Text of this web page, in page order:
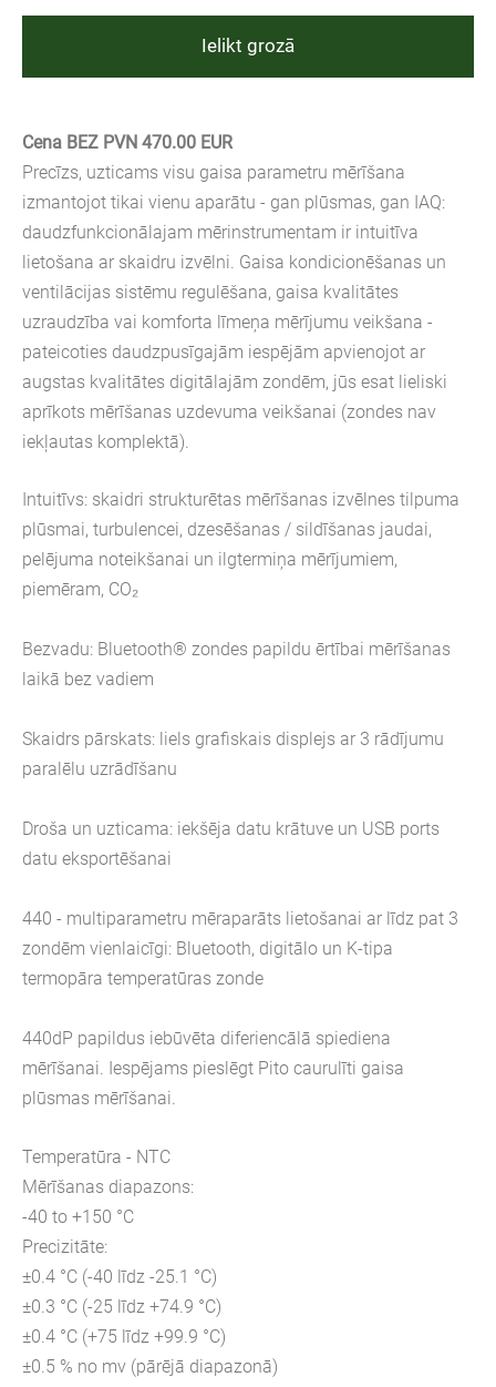
Ielikt grozā
Cena BEZ PVN 470.00 EUR
Precīzs, uzticams visu gaisa parametru mērīšana
izmantojot tikai vienu aparātu - gan plūsmas, gan IAQ:
daudzfunkcionālajam mērinstrumentam ir intuitīva
lietošana ar skaidru izvēlni. Gaisa kondicionēšanas un
ventilācijas sistēmu regulēšana, gaisa kvalitātes
uzraudzība vai komforta līmeņa mērījumu veikšana -
pateicoties daudzpusīgajām iespējām apvienojot ar
augstas kvalitātes digitālajām zondēm, jūs esat lieliski
aprīkots mērīšanas uzdevuma veikšanai (zondes nav
iekļautas komplektā).
Intuitīvs: skaidri strukturētas mērīšanas izvēlnes tilpuma
plūsmai, turbulencei, dzesēšanas / sildīšanas jaudai,
pelējuma noteikšanai un ilgtermiņa mērījumiem,
piemēram, CO₂
Bezvadu: Bluetooth® zondes papildu ērtībai mērīšanas
laikā bez vadiem
Skaidrs pārskats: liels grafiskais displejs ar 3 rādījumu
paralēlu uzrādīšanu
Droša un uzticama: iekšēja datu krātuve un USB ports
datu eksportēšanai
440 - multiparametru mēraparāts lietošanai ar līdz pat 3
zondēm vienlaicīgi: Bluetooth, digitālo un K-tipa
termopāra temperatūras zonde
440dP papildus iebūvēta diferiencālā spiediena
mērīšanai. Iespējams pieslēgt Pito caurulīti gaisa
plūsmas mērīšanai.
Temperatūra - NTC
Mērīšanas diapazons:
-40 to +150 °C
Precizitāte:
±0.4 °C (-40 līdz -25.1 °C)
±0.3 °C (-25 līdz +74.9 °C)
±0.4 °C (+75 līdz +99.9 °C)
±0.5 % no mv (pārējā diapazonā)